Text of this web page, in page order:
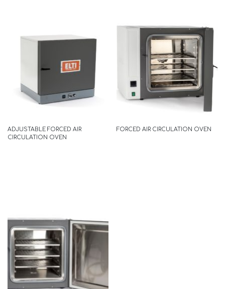
ADJUSTABLE FORCED AIR
CIRCULATION OVEN
FORCED AIR CIRCULATION OVEN
ECOLINE